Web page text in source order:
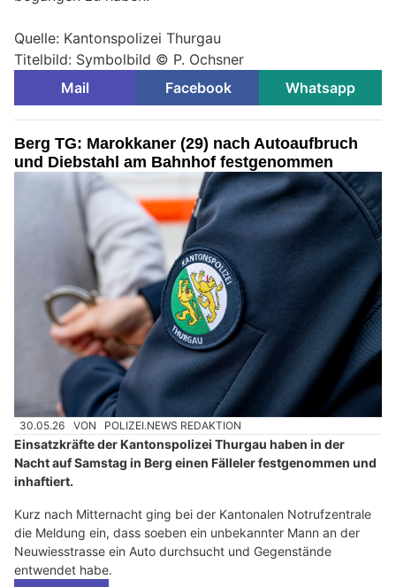
Quelle: Kantonspolizei Thurgau
Titelbild: Symbolbild © P. Ochsner
Mail
Facebook Whatsapp
Berg TG: Marokkaner (29) nach Autoaufbruch
und Diebstahl am Bahnhof festgenommen
30.05.26 VON POLIZEI.NEWS REDAKTION
Einsatzkräfte der Kantonspolizei Thurgau haben in der
Nacht auf Samstag in Berg einen Fälleler festgenommen und
inhaftiert.
Kurz nach Mitternacht ging bei der Kantonalen Notrufzentrale
die Meldung ein, dass soeben ein unbekannter Mann an der
Neuwiesstrasse ein Auto durchsucht und Gegenstände
entwendet habe.